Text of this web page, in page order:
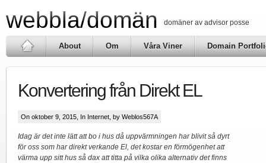
webbla/domän domäner av advisor posse
About Om Våra Viner Domain
Konvertering från Direkt EL
On oktober 9, 2015, In Internet , by Weblos567A
Idag är det inte lätt att bo i hus då uppvärmningen har blivit så dyrt
för oss som har direkt verkande El, det kostar en förmögenhet att
värma upp sitt hus så dax att titta på vilka olika alternativ det finns